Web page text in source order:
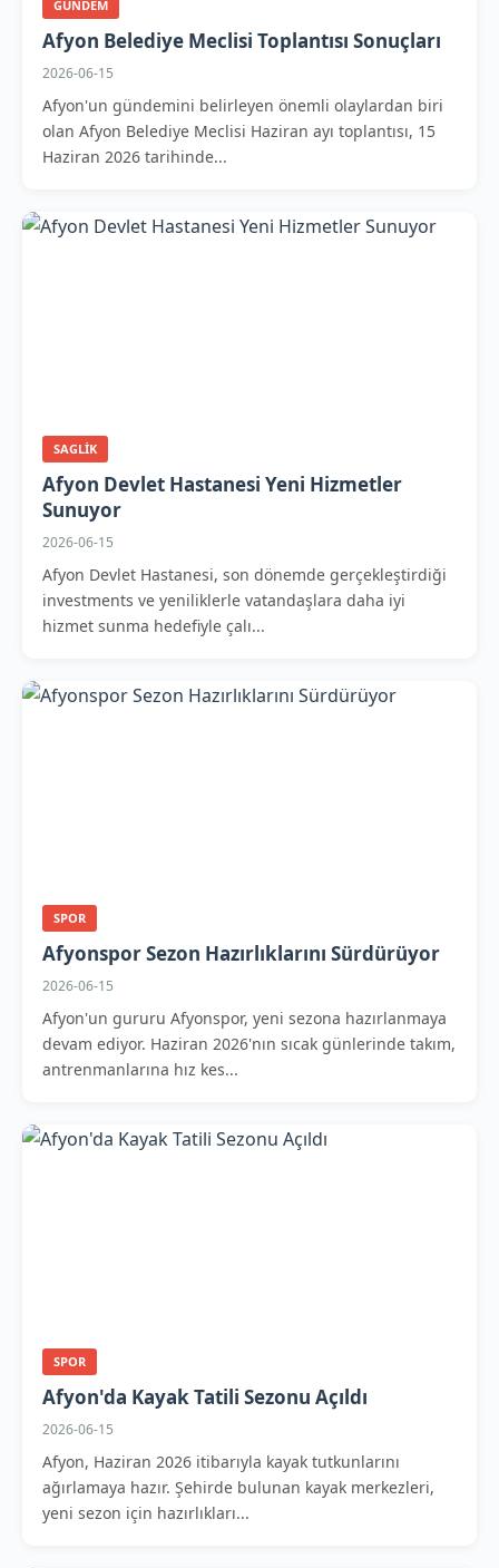
GUNDEM
Afyon Belediye Meclisi Toplantısı Sonuçları
2026-06-15
Afyon'un gündemini belirleyen önemli olaylardan biri
olan Afyon Belediye Meclisi Haziran ayı toplantısı, 15
Haziran 2026 tarihinde...
SAGLIK
Afyon Devlet Hastanesi Yeni Hizmetler
Sunuyor
2026-06-15
Afyon Devlet Hastanesi, son dönemde gerçekleştirdiği
investments ve yeniliklerle vatandaşlara daha iyi
hizmet sunma hedefiyle çalı...
SPOR
Afyonspor Sezon Hazırlıklarını Sürdürüyor
2026-06-15
Afyon'un gururu Afyonspor, yeni sezona hazırlanmaya
devam ediyor. Haziran 2026'nın sıcak günlerinde takım,
antrenmanlarına hız kes...
SPOR
Afyon'da Kayak Tatili Sezonu Açıldı
2026-06-15
Afyon, Haziran 2026 itibarıyla kayak tutkunlarını
ağırlamaya hazır. Şehirde bulunan kayak merkezleri,
yeni sezon için hazırlıkları...